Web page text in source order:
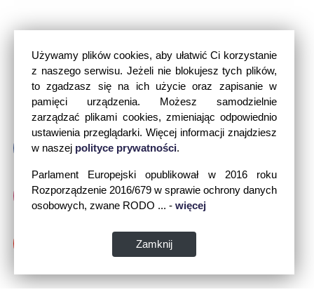
Używamy plików cookies, aby ułatwić Ci korzystanie
z naszego serwisu. Jeżeli nie blokujesz tych plików,
to zgadzasz się na ich użycie oraz zapisanie w
pamięci urządzenia. Możesz samodzielnie
zarządzać plikami cookies, zmieniając odpowiednio
ustawienia przeglądarki. Więcej informacji znajdziesz
w naszej polityce prywatności.
Parlament Europejski opublikował w 2016 roku
Rozporządzenie 2016/679 w sprawie ochrony danych
osobowych, zwane RODO ... - więcej
Zamknij